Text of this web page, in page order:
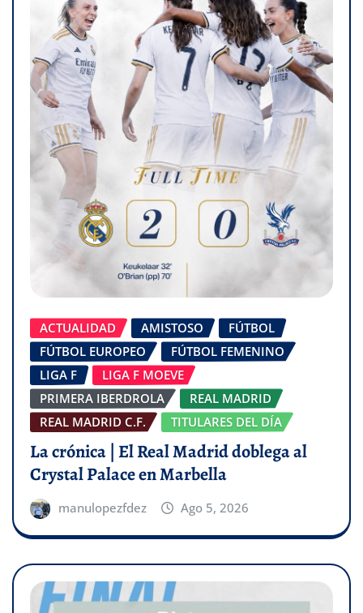
ACTUALIDAD AMISTOSO
FÚTBOL
FÚTBOL EUROPEO
FÚTBOL FEMENINO
LIGA F
LIGA F MOEVE
PRIMERA IBERDROLA
REAL MADRID
REAL MADRID C.F.
TITULARES DEL DÍA
La crónica | El Real Madrid doblega al
Crystal Palace en Marbella
manulopezfdez Ago 5, 2026